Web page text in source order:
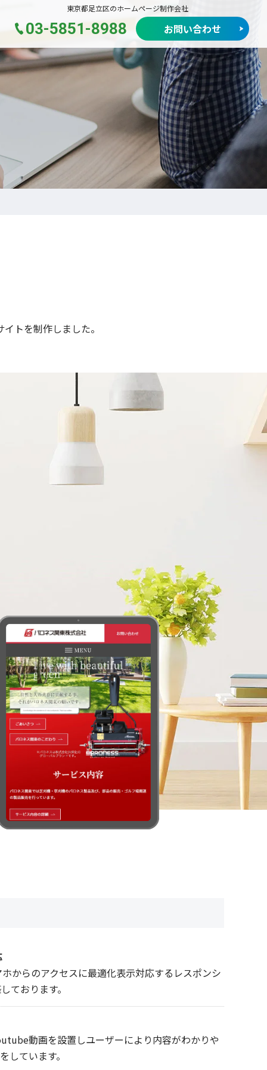
東京都足立区のホームページ制作会社
03-5851-8988 お問い合わせ
トを制作しました。
からのアクセスに最適化表示対応するレスポンシ
ております。
動画を設置しユーザーにより内容がわかりや
しています。